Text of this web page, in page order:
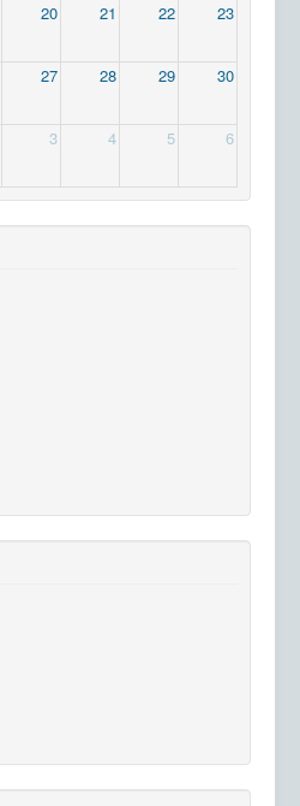
20 21 22 23
27 28 29 30
3 4 5 6